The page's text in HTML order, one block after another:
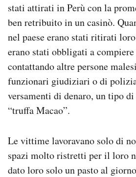
Notifiche mobile
Regala il Post
Hai bisogno di aiuto?
Esci
stati attirati in Perù con la
ben retribuito in un casinò.
nel paese erano stati ritirati
erano stati obbligati a
contattando altre persone
funzionari giudiziari o di
versamenti di denaro, un tipo
“truffa Macao”.
Le vittime lavoravano solo di
spazi molto ristretti per il loro
dato loro solo un pasto al